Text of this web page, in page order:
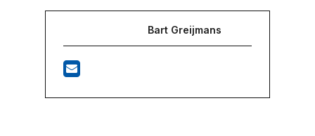
Bart Greijmans